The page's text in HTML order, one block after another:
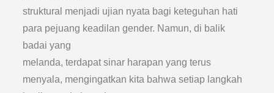
struktural menjadi ujian nyata bagi keteguhan hati
para pejuang keadilan gender. Namun, di balik
badai yang
melanda, terdapat sinar harapan yang terus
menyala, mengingatkan kita bahwa setiap langkah